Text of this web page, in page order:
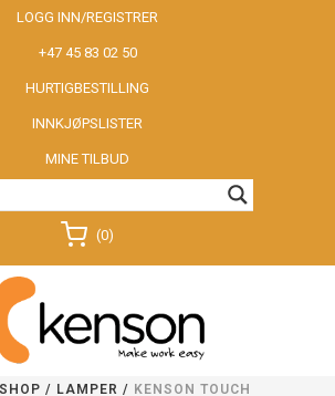
LOGG INN/REGISTRER
+47 45 83 02 50
HURTIGBESTILLING
INNKJØPSLISTER
MINE TILBUD
(0)
SHOP / LAMPER / KENSON TOUCH